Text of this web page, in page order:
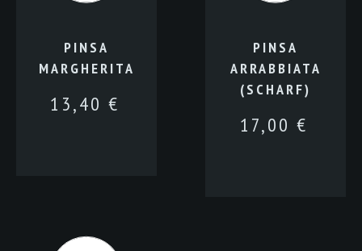
PINSA
MARGHERITA
13,40 €
PINSA
ARRABBIATA
(SCHARF)
17,00 €